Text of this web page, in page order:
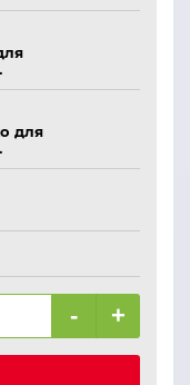
для
- +